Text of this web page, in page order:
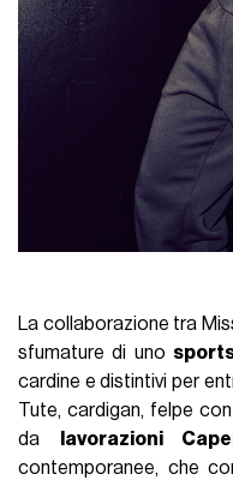
La collaborazione tra
sfumature di uno
cardine e distintivi per
Tute, cardigan, felpe
da
lavorazioni
contemporanee, che